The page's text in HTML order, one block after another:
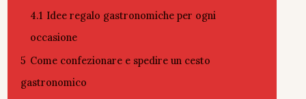
4.1 Idee regalo gastronomiche per ogni
occasione
5 Come confezionare e spedire un cesto
gastronomico